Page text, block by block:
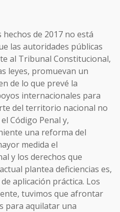
de 2017 no está
las autoridades públicas
al Tribunal Constitucional,
leyes, promuevan un
de lo que prevé la
internacionales para
del territorio nacional no
Código Penal y,
una reforma del
medida el
y los derechos que
plantea deficiencias es,
aplicación práctica. Los
tuvimos que afrontar
para aquilatar una